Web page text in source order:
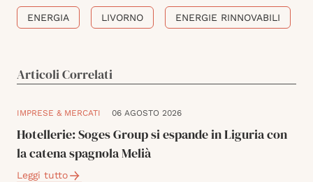
ENERGIA LIVORNO ENERGIE RINNOVABILI
Articoli Correlati
IMPRESE & MERCATI 06 AGOSTO 2026
Hotellerie: Soges Group si espande in Liguria con
la catena spagnola Melià
Leggi tutto